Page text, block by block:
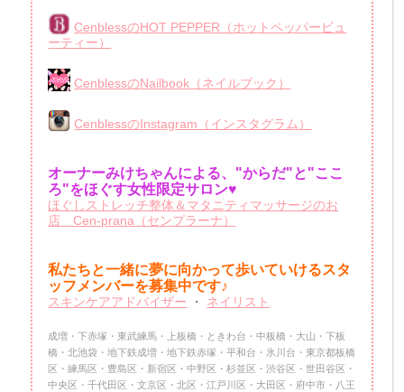
CenblessのHOT PEPPER（ホットペッパービュ
ーティー）
CenblessのNailbook（ネイルブック）
CenblessのInstagram（インスタグラム）
オーナーみけちゃんによる、"からだ"と"ここ
ろ"をほぐす女性限定サロン♥
ほぐしストレッチ整体＆マタニティマッサージのお
店 Cen-prana（センプラーナ）
私たちと一緒に夢に向かって歩いていけるスタ
ッフメンバーを募集中です♪
スキンケアアドバイザー ・ ネイリスト
成増・下赤塚・東武練馬・上板橋・ときわ台・中板橋・大山・下板
橋・北池袋・地下鉄成増・地下鉄赤塚・平和台・氷川台・東京都板橋
区・練馬区・豊島区・新宿区・中野区・杉並区・渋谷区・世田谷区・
中央区・千代田区・文京区・北区・江戸川区・大田区・府中市・八王